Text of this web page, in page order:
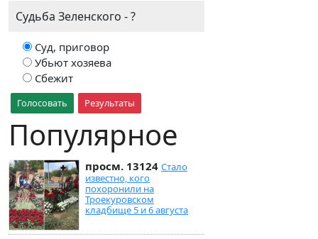
Судьба Зеленского - ?
Суд, приговор
Убьют хозяева
Сбежит
Голосовать Результаты
Популярное
просм. 13124 Стало
известно, кого
похоронили на
Троекуровском
кладбище 5 и 6 августа